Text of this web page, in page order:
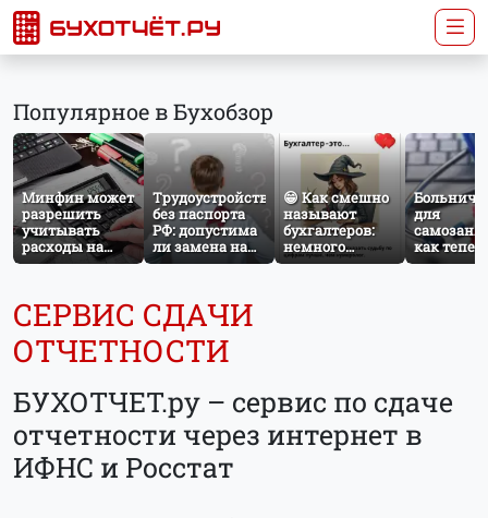
Популярное в Бухобзор
Минфин может
разрешить
учитывать
расходы на
защиту от
на прибыль
Трудоустройство
без паспорта
РФ: допустима
ли замена на
загранпаспорт?
😁 Как смешно
называют
бухгалтеров:
немного
профессионального
для
как
работает
СЕРВИС СДАЧИ
ОТЧЕТНОСТИ
БУХОТЧЕТ.ру – сервис по сдаче
отчетности через интернет в
ИФНС и Росстат